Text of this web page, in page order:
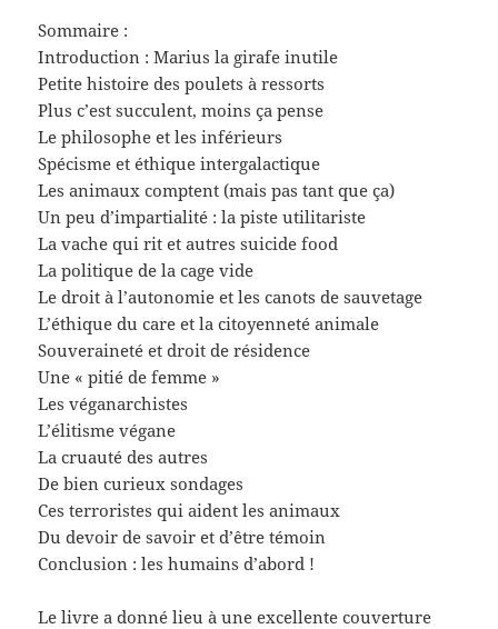
Sommaire :
Introduction : Marius la girafe inutile
Petite histoire des poulets à ressorts
Plus c’est succulent, moins ça pense
Le philosophe et les inférieurs
Spécisme et éthique intergalactique
Les animaux comptent (mais pas tant que ça)
Un peu d’impartialité : la piste utilitariste
La vache qui rit et autres suicide food
La politique de la cage vide
Le droit à l’autonomie et les canots de sauvetage
L’éthique du care et la citoyenneté animale
Souveraineté et droit de résidence
Une « pitié de femme »
Les véganarchistes
L’élitisme végane
La cruauté des autres
De bien curieux sondages
Ces terroristes qui aident les animaux
Du devoir de savoir et d’être témoin
Conclusion : les humains d’abord !
Le livre a donné lieu à une excellente couverture